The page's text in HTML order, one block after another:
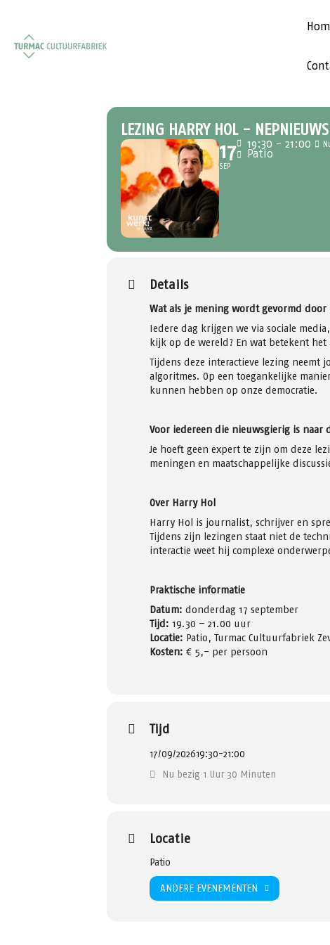
LEZING HARRY HOL - NEPNIEUWS
17
SEP
19:30 - 21:00
Patio
Details
Wat als je mening wordt gevormd
Iedere dag krijgen we via sociale
kijk op de wereld? En wat betekent
Tijdens deze interactieve lezing neemt
algoritmes. Op een toegankelijke
kunnen hebben op onze democratie.
Voor iedereen die nieuwsgierig is naar
Je hoeft geen expert te zijn om deze
meningen en maatschappelijke
Over Harry Hol
Harry Hol is journalist, schrijver en
Tijdens zijn lezingen staat niet de
interactie weet hij complexe
Praktische informatie
Datum: donderdag 17 september
Tijd: 19.30 – 21.00 uur
Locatie: Patio, Turmac Cultuurfabriek
Kosten: € 5,- per persoon
Tijd
17/09/202619:30-21:00
Nu bezig 1 Uur 30 Minuten
Locatie
Patio
ANDERE EVENEMENTEN